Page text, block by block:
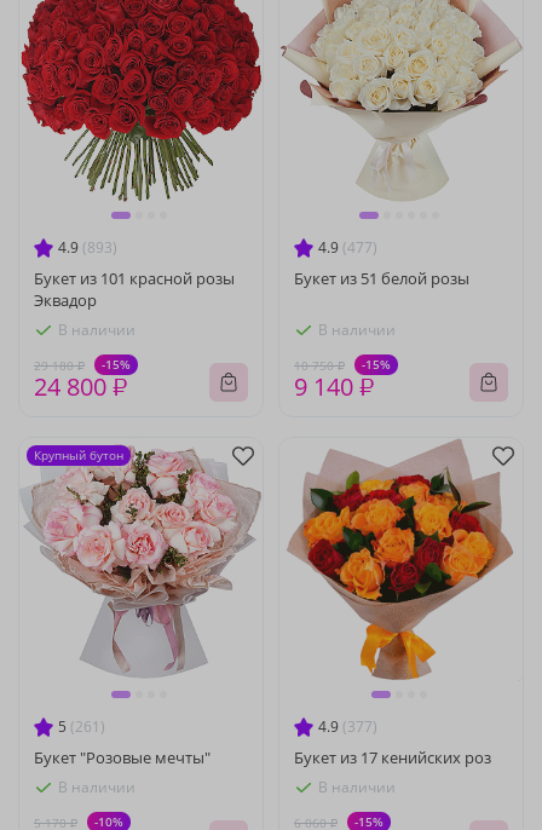
4.9 (893)
Букет из 101 красной розы
Эквадор
В наличии
29 180 ₽ -15%
24 800 ₽
4.9 (477)
Букет из 51 белой розы
В наличии
10 750 ₽ -15%
9 140 ₽
5 (261)
Букет "Розовые мечты"
В наличии
5 170 ₽ -10%
Крупный бутон
4.9 (377)
Букет из 17 кенийских роз
В наличии
6 060 ₽ -15%